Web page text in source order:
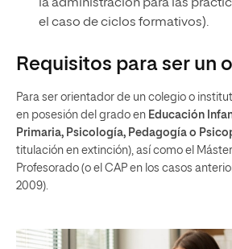
la administración para las
el caso de ciclos formativos).
Requisitos para ser un
Para ser orientador de un colegio o
en posesión del grado en Educación
Primaria, Psicol ogía, Pedagogía o
titulación en extinción), así como el
Profesorado (o el CAP en los casos
2009).